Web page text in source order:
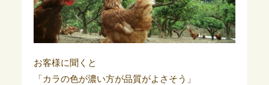
お客様に聞くと
「カラの色が濃い方が品質がよさそう」